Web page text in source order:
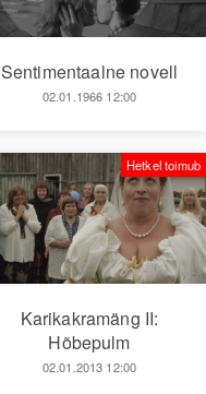
Sentimentaalne novell
02.01.1966 12:00
Karikakramäng II:
Hõbepulm
02.01.2013 12:00
Hetkel toimub